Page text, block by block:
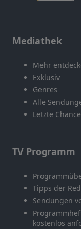
Mediathek
Mehr
Exklusiv
Genres
Alle
Letzte Chance
TV Programm
Tipps der
Sendungen
kostenlos